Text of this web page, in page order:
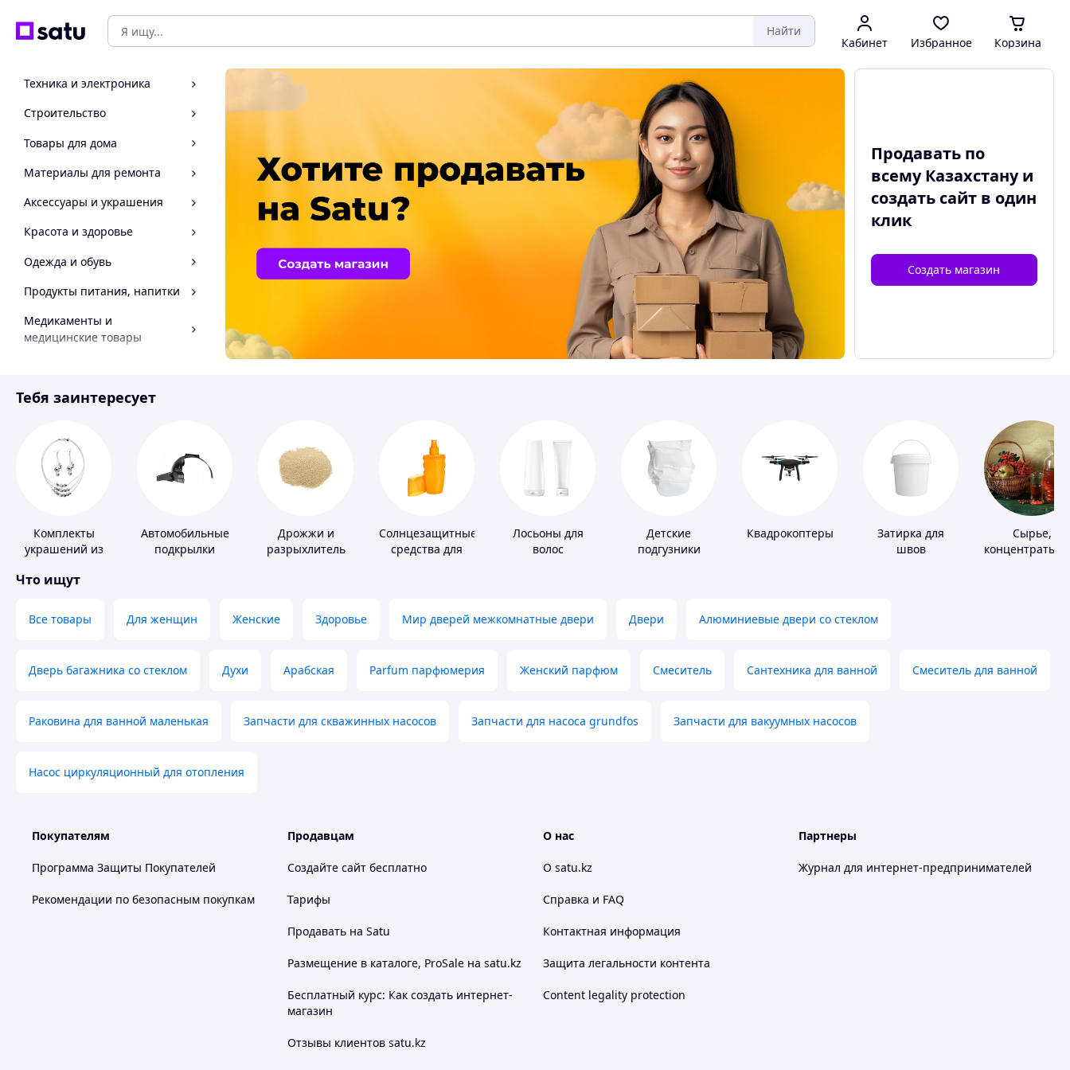
Найти
Кабинет Избранное Корзина
Техника и электроника
Строительство
Товары для дома
Материалы для ремонта
Аксессуары и украшения
Красота и здоровье
Одежда и обувь
Продукты питания, напитки
Медикаменты и
медицинские товары
Инструмент
Продавать по
всему Казахстану и
создать сайтв один
клик
Создать магазин
Тебя заинтересует
Комплекты
украшений из
Автомобильные
подкрылки
Дрожжи и
разрыхлитель
Солнцезащитные
средства для
Лосьоны для
волос
Детские
подгузники
Квадрокоптеры
Затирка для
швов
Сырье,
концентраты
Что ищут
Все товары Для женщин Женские Здоровье Мир дверей межкомнатные двери Двери Алюминиевые двери со стеклом
Дверь багажника со стеклом Духи Арабская Parfum парфюмерия Женский парфюм Смеситель Сантехника для ванной Смеситель для ванной
Раковина для ванной маленькая Запчасти для скважинных насосов Запчасти для насоса grundfos Запчасти для вакуумных насосов
Насос циркуляционный для отопления
Покупателям
Программа Защиты Покупателей
Рекомендации по безопасным покупкам
Продавцам
Создайте сайт бесплатно
Тарифы
Продавать на Satu
Размещение в каталоге, ProSale на satu.kz
Бесплатный курс: Как создать интернет-
магазин
Отзывы клиентов satu.kz
О нас
О satu.kz
Справка и FAQ
Контактная информация
Защита легальности контента
Content legality protection
Партнеры
Журнал для интернет-предпринимателей